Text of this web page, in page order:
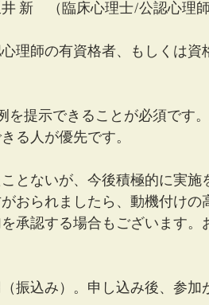
新　（臨床心理士/公認心理
理師の有資格者、もしくは
を提示できることが必須です
る人が優先です。
とないが、今後積極的に実
おられましたら、動機付け
承認する場合もございます
振込み）。申し込み後、参